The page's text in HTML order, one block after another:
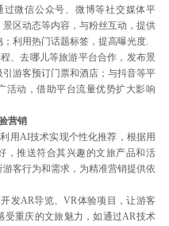
过微信公众号、微博等社交媒体平
景区动态等内容，与粉丝互动，提供
利用热门话题标签，提高曝光度.
、去哪儿等旅游平台合作，发布景
引游客预订门票和酒店；与抖音等平
活动，借助平台流量优势扩大影响
营销
用AI技术实现个性化推荐，根据用
，推送符合其兴趣的文旅产品和活
客行为和需求，为精准营销提供依
发AR导览、VR体验项目，让游客
受重庆的文旅魅力，如通过AR技术